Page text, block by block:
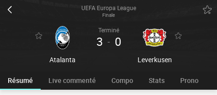
UEFA Europa League
Finale
Atalanta
Terminé
3 - 0
Leverkusen
Résumé Live commenté Compo Stats Prono